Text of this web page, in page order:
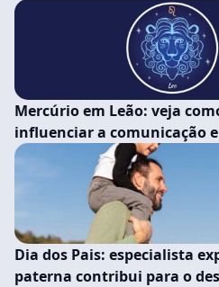
Mercúrio em Leão: veja
influenciar a comunicação
Dia dos Pais: especialista
paterna contribui para o